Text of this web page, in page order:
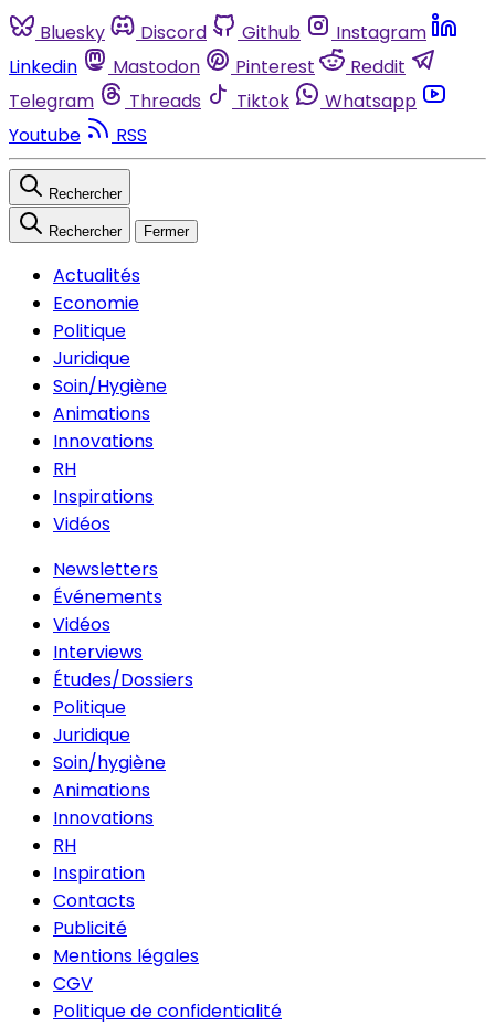
Bluesky Discord Github
Instagram
Linkedin
Mastodon Pinterest
Reddit
Telegram
Threads Tiktok
Whatsapp
Youtube
RSS
Rechercher
Rechercher Fermer
Actualités
Economie
Politique
Juridique
Soin/Hygiène
Animations
Innovations
RH
Inspirations
Vidéos
Newsletters
Événements
Vidéos
Interviews
Études/Dossiers
Politique
Juridique
Soin/hygiène
Animations
Innovations
RH
Inspiration
Contacts
Publicité
Mentions légales
CGV
Politique de confidentialité